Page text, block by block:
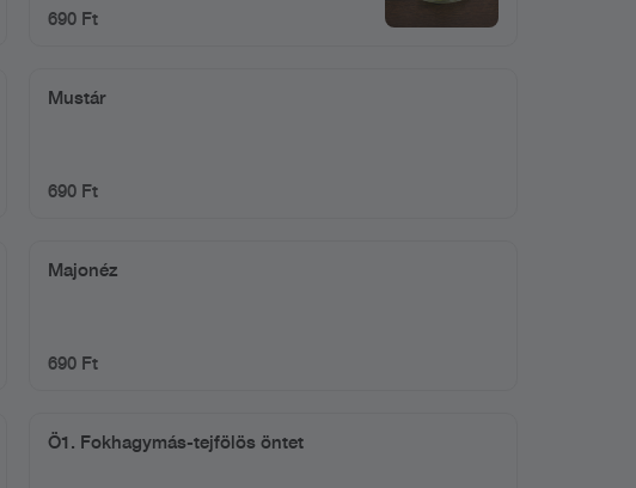
690 Ft
Mustár
690 Ft
Majonéz
690 Ft
Ö1. Fokhagymás-tejfölös öntet